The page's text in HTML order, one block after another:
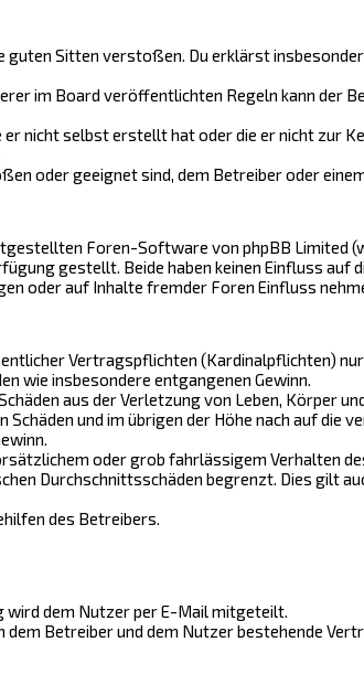
Sitten verstoßen. Du erklärst
im Board veröffentlichten Regeln kann der
nicht selbst erstellt hat oder die er nicht zur
oder geeignet sind, dem Betreiber oder
Foren-Software von phpBB Limited
gestellt. Beide haben keinen Einfluss auf
oder auf Inhalte fremder Foren Einfluss
Vertragspflichten (Kardinalpflichten) nur
wie insbesondere entgangenen Gewinn.
aus der Verletzung von Leben, Körper
und im übrigen der Höhe nach auf die
oder grob fahrlässigem Verhalten
Durchschnittsschäden begrenzt. Dies gilt
des Betreibers.
wird dem Nutzer per E-Mail mitgeteilt.
dem Betreiber und dem Nutzer bestehende